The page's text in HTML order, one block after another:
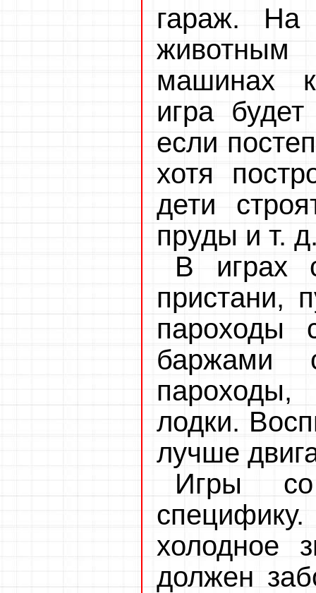
гараж. На
машинах
игра
если
хотя
дети
пруды и т.
В играх
пристани,
пароходы
баржами
лодки.
лучше
Игры
холодное
должен